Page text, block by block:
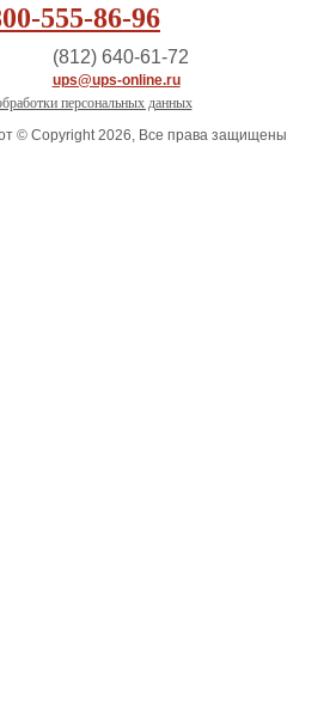
555-86-96
(812) 640-61-72
ups@ups-online.ru
персональных данных
© Copyright 2026, Все права защищены